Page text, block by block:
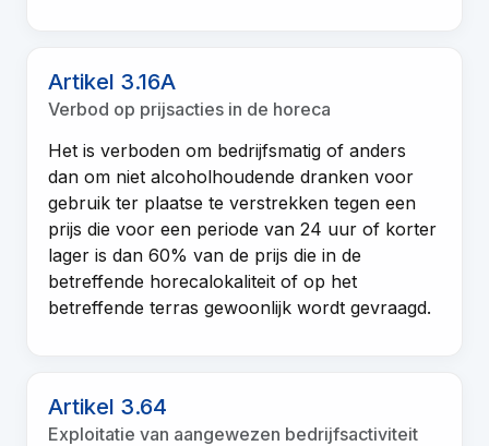
Artikel 3.16A
Verbod op prijsacties in de horeca
Het is verboden om bedrijfsmatig of anders
dan om niet alcoholhoudende dranken voor
gebruik ter plaatse te verstrekken tegen een
prijs die voor een periode van 24 uur of korter
lager is dan 60% van de prijs die in de
betreffende horecalokaliteit of op het
betreffende terras gewoonlijk wordt gevraagd.
Artikel 3.64
Exploitatie van aangewezen bedrijfsactiviteit